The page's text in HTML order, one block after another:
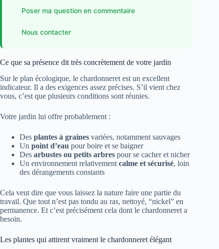
Poser ma question en commentaire
Nous contacter
Ce que sa présence dit très concrètement de votre jardin
Sur le plan écologique, le chardonneret est un excellent
indicateur. Il a des exigences assez précises. S’il vient chez
vous, c’est que plusieurs conditions sont réunies.
Votre jardin lui offre probablement :
Des plantes à graines variées, notamment sauvages
Un point d’eau pour boire et se baigner
Des arbustes ou petits arbres pour se cacher et nicher
Un environnement relativement calme et sécurisé, loin
des dérangements constants
Cela veut dire que vous laissez la nature faire une partie du
travail. Que tout n’est pas tondu au ras, nettoyé, “nickel” en
permanence. Et c’est précisément cela dont le chardonneret a
besoin.
Les plantes qui attirent vraiment le chardonneret élégant